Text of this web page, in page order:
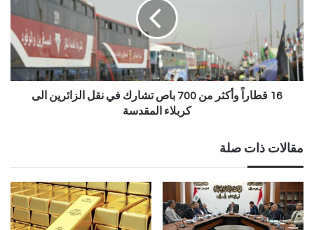
16 قطاراً وأكثر من 700 باص تشارك في نقل الزائرين الى
كربلاء المقدسة
مقالات ذات صلة